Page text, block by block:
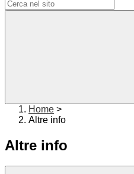
Home >
Altre info
Altre info